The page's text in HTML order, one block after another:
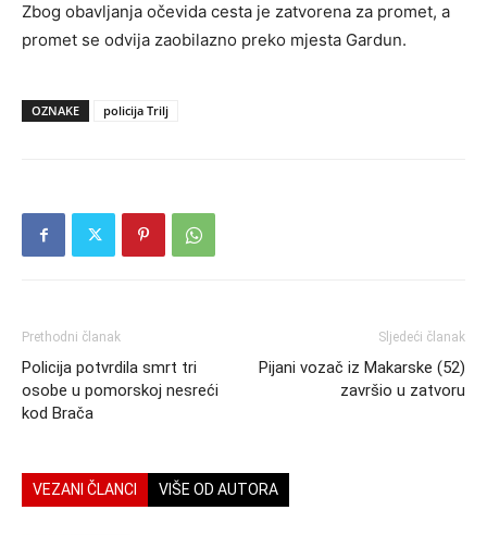
Zbog obavljanja očevida cesta je zatvorena za promet, a
promet se odvija zaobilazno preko mjesta Gardun.
OZNAKE policija Trilj
Prethodni članak
Policija potvrdila smrt tri
osobe u pomorskoj nesreći
kod Brača
Sljedeći članak
Pijani vozač iz Makarske (52)
završio u zatvoru
VEZANI ČLANCI VIŠE OD AUTORA